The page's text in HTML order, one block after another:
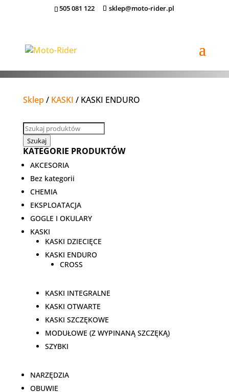
505 081 122 sklep@moto-rider.pl
Sklep / KASKI / KASKI ENDURO
Wyszukiwarka
produktów
Szukaj
KATEGORIE PRODUKTÓW
AKCESORIA
Bez kategorii
CHEMIA
EKSPLOATACJA
GOGLE I OKULARY
KASKI
KASKI DZIECIĘCE
KASKI ENDURO
CROSS
KASKI INTEGRALNE
KASKI OTWARTE
KASKI SZCZĘKOWE
MODUŁOWE (Z WYPINANĄ SZCZĘKĄ)
SZYBKI
NARZĘDZIA
OBUWIE